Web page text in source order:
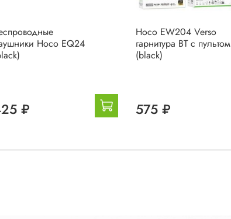
Hoco EQ24
₽
Hoco EW204 Verso
гарнитура BT с пультом
(black)
575 ₽